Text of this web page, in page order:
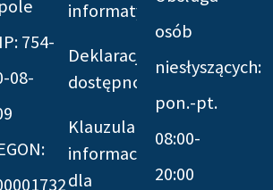
754-
08-
informatyczna
Deklaracja
dostępności
Klauzula
informacyjna
dla
osób
niesłyszących:
pon.-pt.
08:00-
20:00